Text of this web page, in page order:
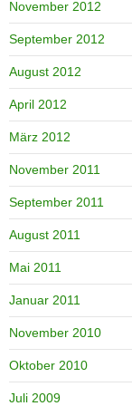
November 2012
September 2012
August 2012
April 2012
März 2012
November 2011
September 2011
August 2011
Mai 2011
Januar 2011
November 2010
Oktober 2010
Juli 2009